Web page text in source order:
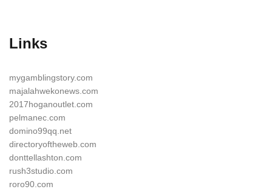
Links
mygamblingstory.com
majalahwekonews.com
2017hoganoutlet.com
pelmanec.com
domino99qq.net
directoryoftheweb.com
donttellashton.com
rush3studio.com
roro90.com